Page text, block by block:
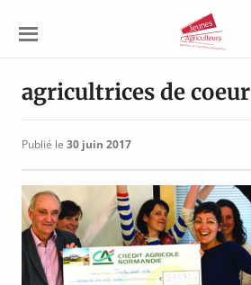
Agriculteurs
agricultrices de coeur
Publié le 30 juin 2017